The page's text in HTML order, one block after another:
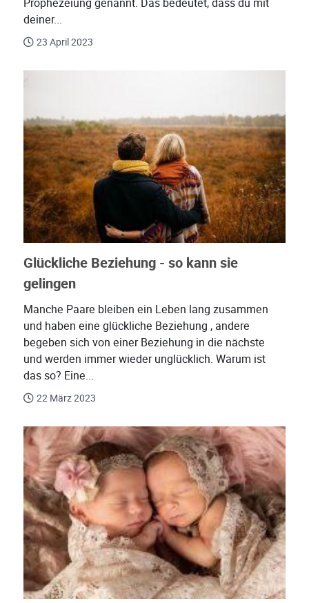
Prophezeiung genannt. Das bedeutet, dass du mit
deiner...
23 April 2023
Glückliche Beziehung - so kann sie
gelingen
Manche Paare bleiben ein Leben lang zusammen
und haben eine glückliche Beziehung , andere
begeben sich von einer Beziehung in die nächste
und werden immer wieder unglücklich. Warum ist
das so? Eine...
22 März 2023